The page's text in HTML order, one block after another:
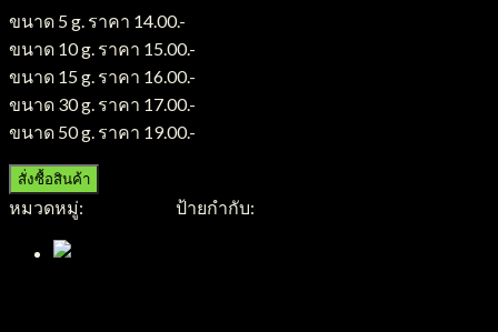
ขนาด 5 g. ราคา 14.00.-
ขนาด 10 g. ราคา 15.00.-
ขนาด 15 g. ราคา 16.00.-
ขนาด 30 g. ราคา 17.00.-
ขนาด 50 g. ราคา 19.00.-
สั่งซื้อสินค้า
หมวดหมู่: ป้ายกำกับ: